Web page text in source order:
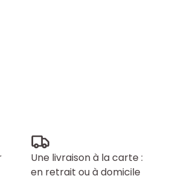
Une livraison à la carte :
en retrait ou à domicile